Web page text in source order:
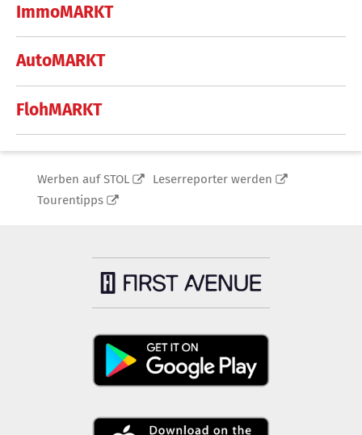
ImmoMARKT
AutoMARKT
FlohMARKT
Werben auf STOL
Leserreporter werden
Tourentipps